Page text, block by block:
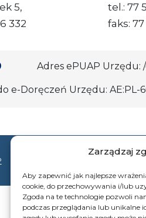
Zarządzaj
Aby zapewnić jak najlepsze
cookie, do przechowywania i/lub
Zgoda na te technologie pozwoli
podczas przeglądania lub unikalne
5,
332
tel.: 77
faks: 77
Adres ePUAP Urzędu:
AE:PL-66703-